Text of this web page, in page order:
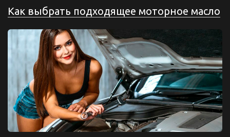
Как выбрать подходящее моторное масло